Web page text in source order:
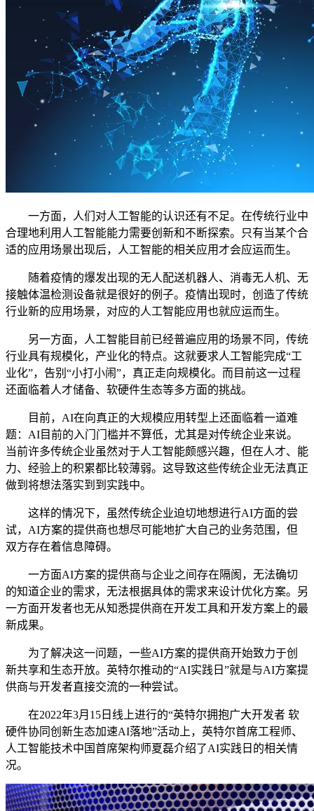
一方面，人们对人工智能的认识还有不足。在传统行业中
合理地利用人工智能能力需要创新和不断探索。只有当某个合
适的应用场景出现后，人工智能的相关应用才会应运而生。
随着疫情的爆发出现的无人配送机器人、消毒无人机、无
接触体温检测设备就是很好的例子。疫情出现时，创造了传统
行业新的应用场景，对应的人工智能应用也就应运而生。
另一方面，人工智能目前已经普遍应用的场景不同，传统
行业具有规模化，产业化的特点。这就要求人工智能完成“工
业化”，告别“小打小闹”，真正走向规模化。而目前这一过程
还面临着人才储备、软硬件生态等多方面的挑战。
目前，AI在向真正的大规模应用转型上还面临着一道难
题：AI目前的入门门槛并不算低，尤其是对传统企业来说。
当前许多传统企业虽然对于人工智能颇感兴趣，但在人才、能
力、经验上的积累都比较薄弱。这导致这些传统企业无法真正
做到将想法落实到到实践中。
这样的情况下，虽然传统企业迫切地想进行AI方面的尝
试，AI方案的提供商也想尽可能地扩大自己的业务范围，但
双方存在着信息障碍。
一方面AI方案的提供商与企业之间存在隔阂，无法确切
的知道企业的需求，无法根据具体的需求来设计优化方案。另
一方面开发者也无从知悉提供商在开发工具和开发方案上的最
新成果。
为了解决这一问题，一些AI方案的提供商开始致力于创
新共享和生态开放。英特尔推动的“AI实践日”就是与AI方案提
供商与开发者直接交流的一种尝试。
在2022年3月15日线上进行的“英特尔拥抱广大开发者 软
硬件协同创新生态加速AI落地”活动上，英特尔首席工程师、
人工智能技术中国首席架构师夏磊介绍了AI实践日的相关情
况。